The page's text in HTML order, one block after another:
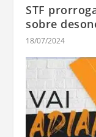
STF
sobre
18/07/2024